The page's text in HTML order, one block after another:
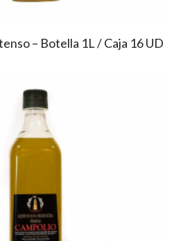
– Botella 1L / Caja 16 UD